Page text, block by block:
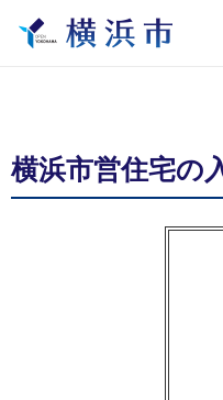
横浜市営住宅の